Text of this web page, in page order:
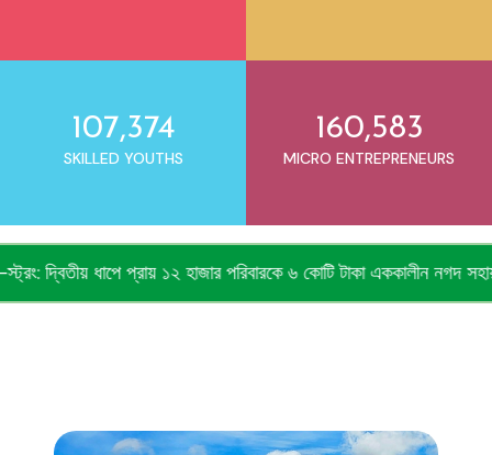
107,374
SKILLED YOUTHS
160,583
MICRO ENTREPRENEURS
৬ কোটি টাকা এককালীন নগদ সহায়তা Re-